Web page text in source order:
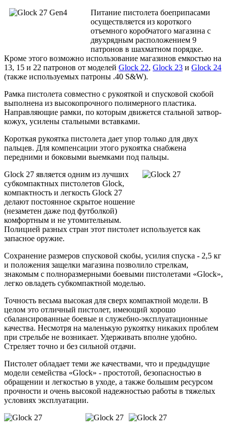
Питание пистолета боеприпасами
осуществляется из короткого
отъемного коробчатого магазина с
двухрядным расположением 9
патронов в шахматном порядке.
Кроме этого возможно использование магазинов емкостью на
13, 15 и 22 патронов от моделей Glock 22, Glock 23 и Glock 24
(также используемых патроны .40 S&W).
Рамка пистолета совместно с рукояткой и спусковой скобой
выполнена из высокопрочного полимерного пластика.
Направляющие рамки, по которым движется стальной затвор-
кожух, усилены стальными вставками.
Короткая рукоятка пистолета дает упор только для двух
пальцев. Для компенсации этого рукоятка снабжена
передними и боковыми выемками под пальцы.
Glock 27 является одним из лучших
cубкомпактных пистолетов Glock,
компактность и легкость Glock 27
делают постоянное скрытое ношение
(незаметен даже под футболкой)
комфортным и не утомительным.
Полицией разных стран этот пистолет используется как
запасное оружие.
Сохранение размеров спусковой скобы, усилия спуска - 2,5 кг
и положения защелки магазина позволило стрелкам,
знакомым с полноразмерными боевыми пистолетами «Glock»,
легко овладеть субкомпактной моделью.
Точность весьма высокая для сверх компактной модели. В
целом это отличный пистолет, имеющий хорошо
сбалансированные боевые и служебно-эксплуатационные
качества. Несмотря на маленькую рукоятку никаких проблем
при стрельбе не возникает. Удерживать вполне удобно.
Стреляет точно и без сильной отдачи.
Пистолет обладает теми же качествами, что и предыдущие
модели семейства «Glock» - простотой, безопасностью в
обращении и легкостью в уходе, а также большим ресурсом
прочности и очень высокой надежностью работы в тяжелых
условиях эксплуатации.